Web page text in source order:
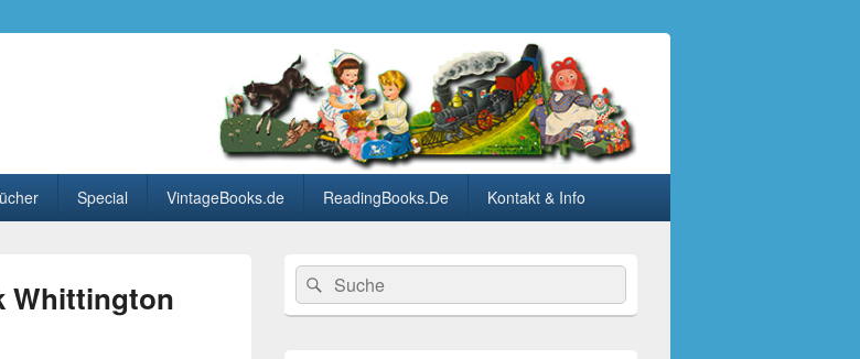
Special VintageBooks.de ReadingBooks.De Kontakt & Info
Whittington
Primärer
Seitenleisten
Widget-
Bereich
Search
for:
Suche